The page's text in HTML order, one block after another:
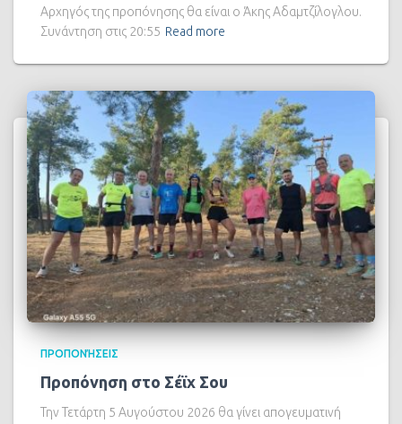
Αρχηγός της προπόνησης θα είναι ο Άκης Αδαμτζίλογλου.
Συνάντηση στις 20:55 Read more
ΠΡΟΠΟΝΉΣΕΙΣ
Προπόνηση στο Σέϊχ Σου
Την Τετάρτη 5 Αυγούστου 2026 θα γίνει απογευματινή